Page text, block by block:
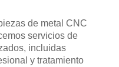
de metal CNC
servicios de
incluidas
y tratamiento